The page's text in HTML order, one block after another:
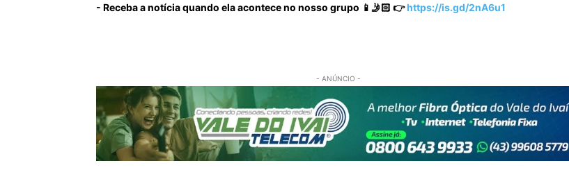
- Receba a notícia quando ela acontece no nosso grupo 📱🤳🏻 👉https://is.gd/2nA6u1
- ANÚNCIO -